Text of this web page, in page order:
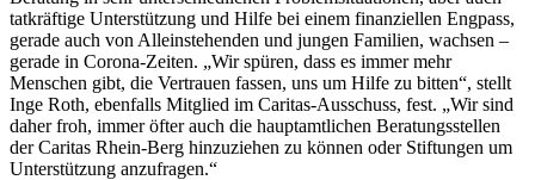
tatkräftige Unterstützung und Hilfe bei einem finanziellen Engpass,
gerade auch von Alleinstehenden und jungen Familien, wachsen –
gerade in Corona-Zeiten. „Wir spüren, dass es immer mehr
Menschen gibt, die Vertrauen fassen, uns um Hilfe zu bitten“, stellt
Inge Roth, ebenfalls Mitglied im Caritas-Ausschuss, fest. „Wir sind
daher froh, immer öfter auch die hauptamtlichen Beratungsstellen
der Caritas Rhein-Berg hinzuziehen zu können oder Stiftungen um
Unterstützung anzufragen.“